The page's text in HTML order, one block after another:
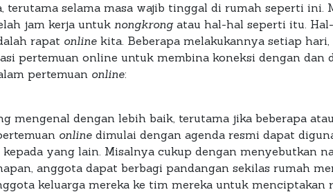
terutama selama masa wajib tinggal di rumah seperti ini.
jam kerja untuk nongkrongatau hal-hal seperti itu.
rapat online kita. Beberapa melakukannya setiap
pertemuan online untuk membina koneksi dengan dan
pertemuan online:
mengenal dengan lebih baik, terutama jika beberapa
online dimulai dengan agenda resmi dapat
yang lain. Misalnya cukup dengan menyebutkan
anggota dapat berbagi pandangan sekilas rumah
keluarga mereka ke tim mereka untuk menciptakan